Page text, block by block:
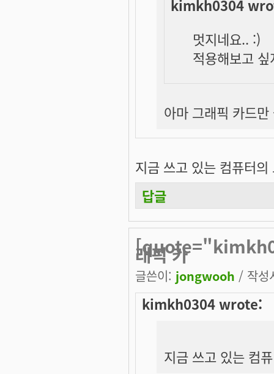
kimkh0304
멋지네요.. :)
적용해보고
아마 그래픽 카드
지금 쓰고 있는 컴퓨터
답글
래픽 카
글쓴이: jongwooh / 작성
kimkh0304 wrote:
지금 쓰고 있는 컴